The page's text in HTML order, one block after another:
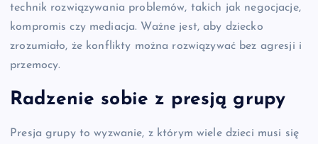
technik rozwiązywania problemów, takich jak negocjacje,
kompromis czy mediacja. Ważne jest, aby dziecko
zrozumiało, że konflikty można rozwiązywać bez agresji i
przemocy.
Radzenie sobie z presją grupy
Presja grupy to wyzwanie, z którym wiele dzieci musi się